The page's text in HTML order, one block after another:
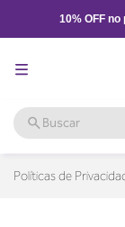
10% OFF